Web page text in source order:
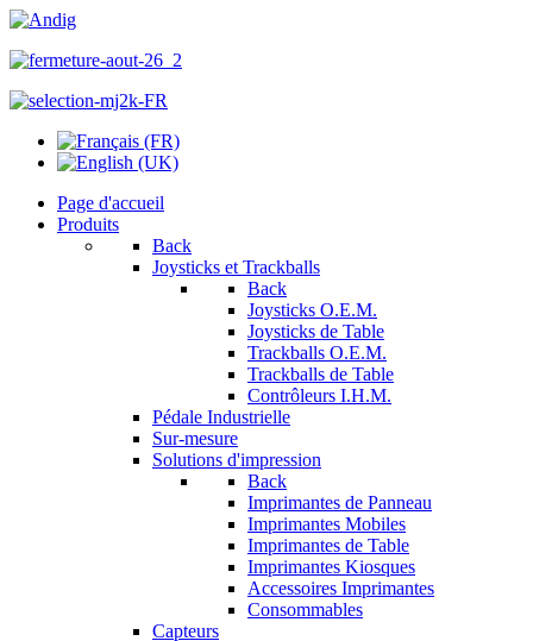
Page d'accueil
Produits
Back
Joysticks et Trackballs
Back
Joysticks O.E.M.
Joysticks de Table
Trackballs O.E.M.
Trackballs de Table
Contrôleurs I.H.M.
Pédale Industrielle
Sur-mesure
Solutions d'impression
Back
Imprimantes de Panneau
Imprimantes Mobiles
Imprimantes de Table
Imprimantes Kiosques
Accessoires Imprimantes
Consommables
Capteurs